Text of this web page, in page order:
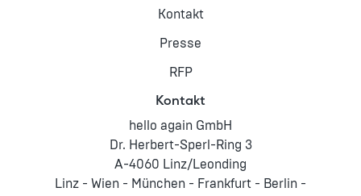
Kontakt
Presse
RFP
Kontakt
hello again GmbH
Dr. Herbert-Sperl-Ring 3
A-4060 Linz/Leonding
Linz - Wien - München - Frankfurt - Berlin -